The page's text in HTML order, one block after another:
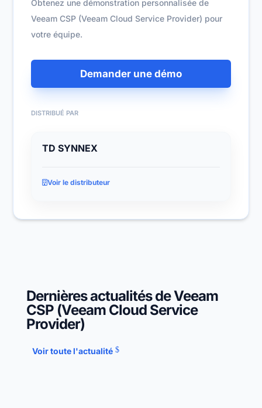
Obtenez une démonstration personnalisée de
Veeam CSP (Veeam Cloud Service Provider) pour
votre équipe.
Demander une démo
DISTRIBUÉ PAR
TD SYNNEX
Voir le distributeur
Dernières actualités de Veeam
CSP (Veeam Cloud Service
Provider)
Voir toute l'actualité